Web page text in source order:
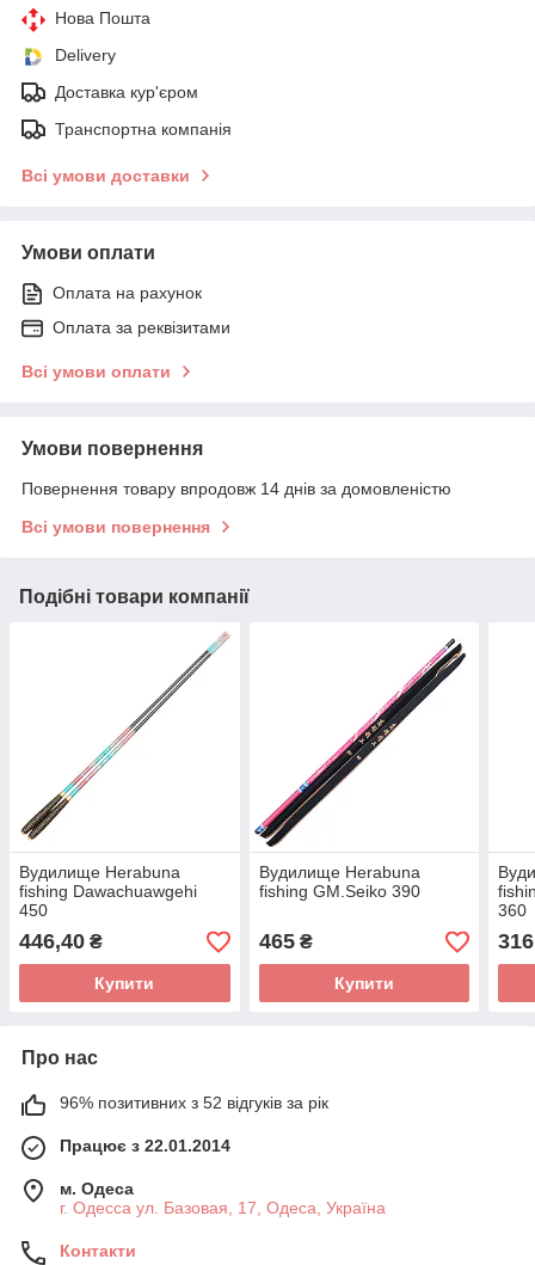
Нова Пошта
Delivery
Доставка кур'єром
Транспортна компанія
Всі умови доставки
Умови оплати
Оплата на рахунок
Оплата за реквізитами
Всі умови оплати
Умови повернення
Повернення товару впродовж 14 днів за домовленістю
Всі умови повернення
Подібні товари компанії
Вудилище Herabuna
fishing Dawachuawgehi
450
446,40 ₴
Купити
Вудилище Herabuna
fishing GM.Seiko 390
465₴
Купити
360
Про нас
96% позитивних з 52 відгуків за рік
Працює з 22.01.2014
м. Одеса
г. Одесса ул. Базовая, 17, Одеса, Україна
Контакти